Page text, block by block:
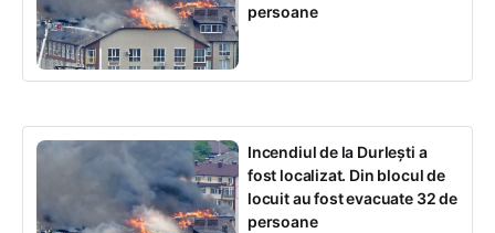
persoane
Incendiul de la Durlești a
fost localizat. Din blocul de
locuit au fost evacuate 32 de
persoane